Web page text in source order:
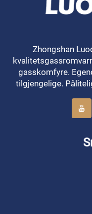
Zhongshan
gasskomfyre.
tilgjengelige.